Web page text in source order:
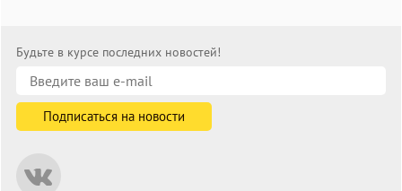
Будьте в курсе последних новостей!